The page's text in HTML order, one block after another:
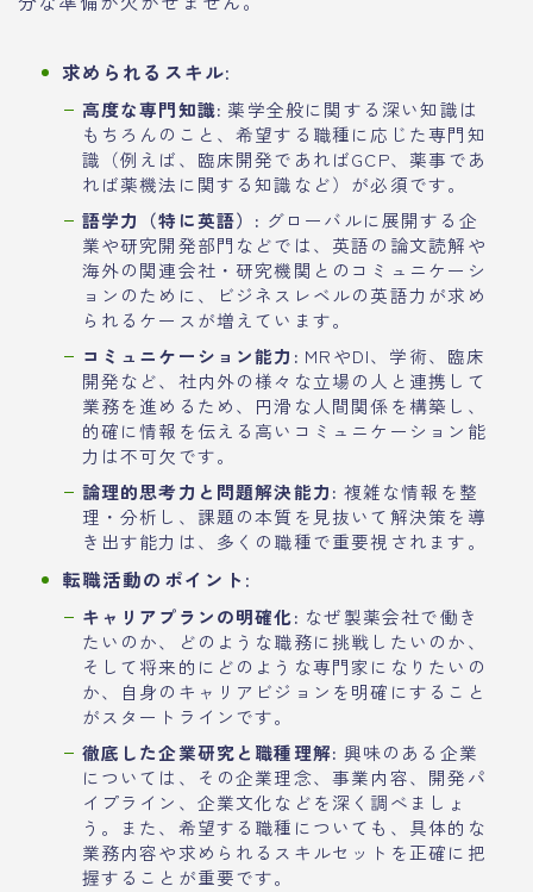
求められるスキル:
高度な専門知識: 薬学全般に関する深い知識は
もちろんのこと、希望する職種に応じた専門知
識（例えば、臨床開発であればGCP、薬事であ
れば薬機法に関する知識など）が必須です。
語学力（特に英語）: グローバルに展開する企
業や研究開発部門などでは、英語の論文読解や
海外の関連会社・研究機関とのコミュニケーシ
ョンのために、ビジネスレベルの英語力が求め
られるケースが増えています。
コミュニケーション能力: MRやDI、学術、臨床
開発など、社内外の様々な立場の人と連携して
業務を進めるため、円滑な人間関係を構築し、
的確に情報を伝える高いコミュニケーション能
力は不可欠です。
論理的思考力と問題解決能力: 複雑な情報を整
理・分析し、課題の本質を見抜いて解決策を導
き出す能力は、多くの職種で重要視されます。
転職活動のポイント:
キャリアプランの明確化: なぜ製薬会社で働き
たいのか、どのような職務に挑戦したいのか、
そして将来的にどのような専門家になりたいの
か、自身のキャリアビジョンを明確にすること
がスタートラインです。
徹底した企業研究と職種理解: 興味のある企業
については、その企業理念、事業内容、開発パ
イプライン、企業文化などを深く調べましょ
う。また、希望する職種についても、具体的な
業務内容や求められるスキルセットを正確に把
握することが重要です。